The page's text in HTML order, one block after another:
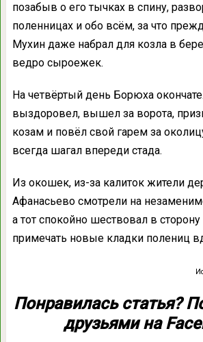
позабыв о его тычках в спину,
поленницах и обо всём, за что
Мухин даже набрал для козла в
ведро сыроежек.
На четвёртый день Борюха
выздоровел, вышел за ворота,
козам и повёл свой гарем за
всегда шагал впереди стада.
Из окошек, из-за калиток жители
Афанасьево смотрели на
а тот спокойно шествовал в
примечать новые кладки полениц
Понравилась статья?
друзьями на